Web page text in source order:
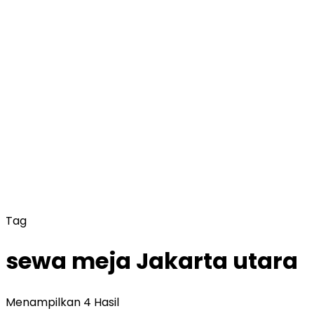
Tag
sewa meja Jakarta utara
Menampilkan 4 Hasil